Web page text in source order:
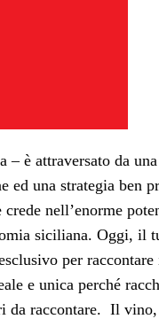
è attraversato da
una strategia ben
nell’enorme
siciliana. Oggi, il
per raccontare
e unica perché
da raccontare. Il